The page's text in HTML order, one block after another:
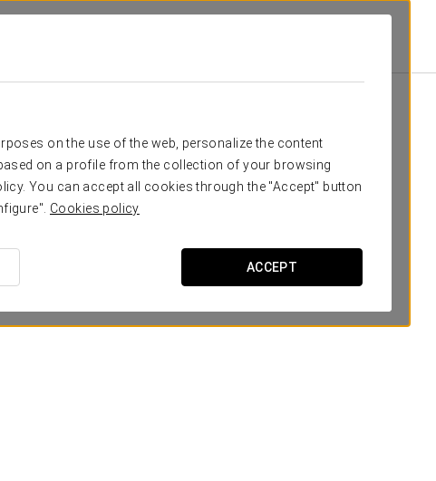
on the use of the web, personalize the content
on a profile from the collection of your browsing
You can accept all cookies through the "Accept" button
Cookies policy
ACCEPT